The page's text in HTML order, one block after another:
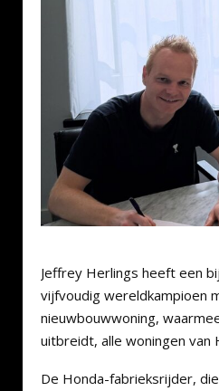
Jeffrey Herlings heeft een
vijfvoudig wereldkampioen
nieuwbouwwoning,
uitbreidt, alle woningen van
De Honda-fabrieksrijder,